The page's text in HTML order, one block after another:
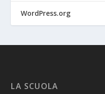
WordPress.org
LA SCUOLA